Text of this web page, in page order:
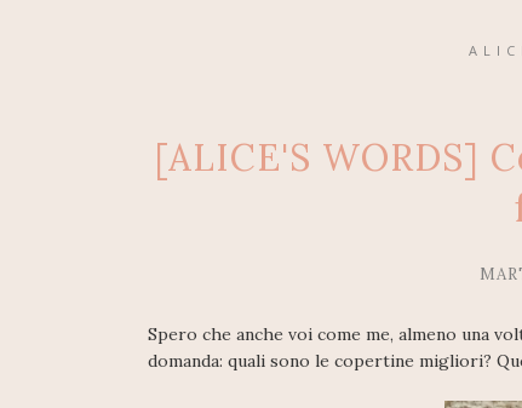
[ALICE'S WORDS]
Spero che anche voi come me, almeno una
domanda: quali sono le copertine migliori?